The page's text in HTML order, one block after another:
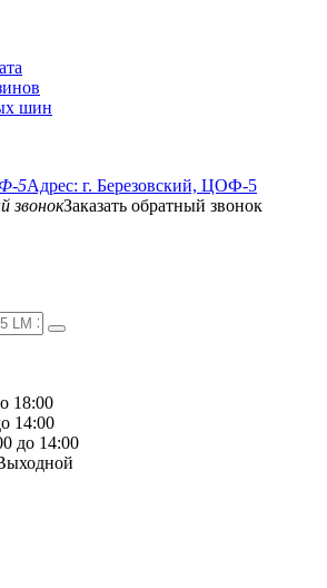
шин
Адрес: г. Березовский, ЦОФ-5
Заказать обратный звонок
18:00
14:00
до 14:00